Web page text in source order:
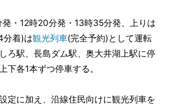
・12時20分発・13時35分発、上りは
分着)は観光列車(完全予約)として運転
ろ駅、長島ダム駅、奥大井湖上駅に停
各1本ずつ停車する。
定に加え、沿線住民向けに観光列車を